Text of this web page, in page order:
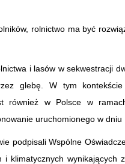
rolnictwo ma być
i lasów w sekwestracji
glebę. W tym
również w Polsce w
uruchomionego w dniu
podpisali Wspólne
klimatycznych wynikających